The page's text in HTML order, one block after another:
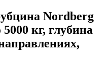
Nordberg
кг, глубина